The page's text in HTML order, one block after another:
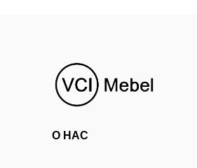
О НАС